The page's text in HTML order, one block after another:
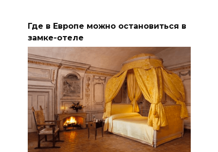
Где в Европе можно остановиться в
замке-отеле